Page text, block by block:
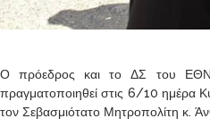
Ο πρόεδρος και το ΔΣ του
πραγματοποιηθεί στις 6/10 ημέρα
τον Σεβασμιότατο Μητροπολίτη κ.